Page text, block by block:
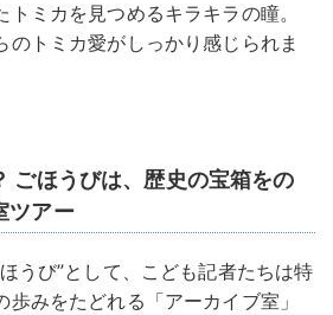
ミカを見つめるキラキラの瞳。
のトミカ愛がしっかり感じられま
ごほうびは、歴史の宝箱をの
ツアー
うび”として、こども記者たちは特
歩みをたどれる「アーカイブ室」